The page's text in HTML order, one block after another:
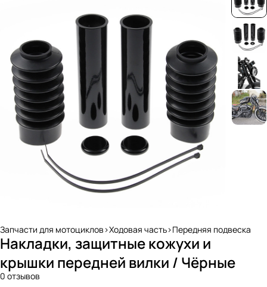
Запчасти для мотоциклов>Ходовая часть>Передняя подвеска
Накладки, защитные кожухи и
крышки передней вилки / Чёрные
0 отзывов